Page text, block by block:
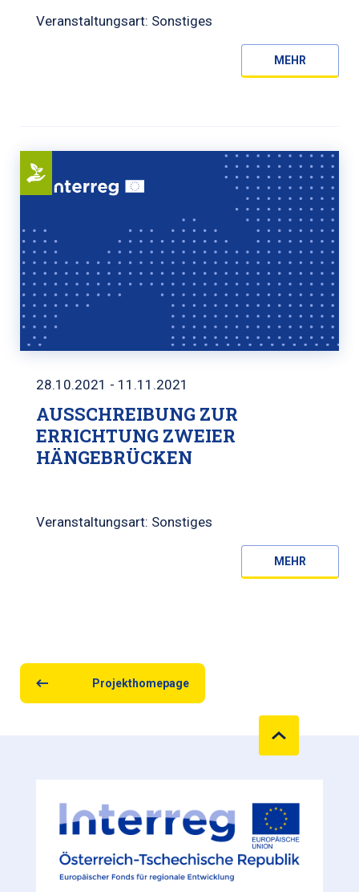
Veranstaltungsart: Sonstiges
MEHR
28.10.2021 - 11.11.2021
AUSSCHREIBUNG ZUR
ERRICHTUNG ZWEIER
HÄNGEBRÜCKEN
Veranstaltungsart: Sonstiges
MEHR
Projekthomepage